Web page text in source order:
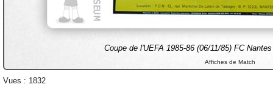
Coupe de l'UEFA 1985-86 (06/11/85) FC
Affiches de Match
Vues : 1832